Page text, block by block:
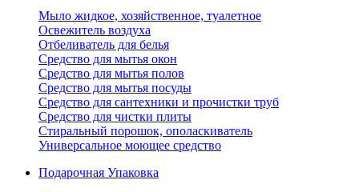
Мыло жидкое, хозяйственное, туалетное
Освежитель воздуха
Отбеливатель для белья
Средство для мытья окон
Средство для мытья полов
Средство для мытья посуды
Средство для сантехники и прочистки труб
Средство для чистки плиты
Стиральный порошок, ополаскиватель
Универсальное моющее средство
Подарочная Упаковка